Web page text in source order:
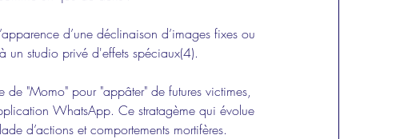
d’une déclinaison d’images fixes ou
un studio privé d'effets spéciaux(4).
de "Momo" pour "appâter" de futures victimes,
WhatsApp. Ce stratagème qui évolue
d’actions et comportements mortifères.